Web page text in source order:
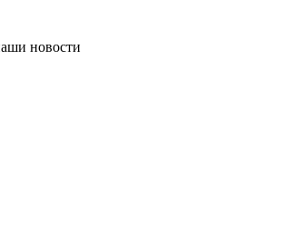
новости